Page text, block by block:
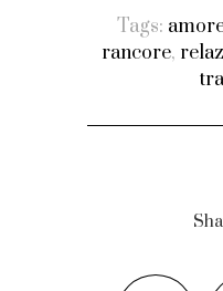
Tags:
rancore,